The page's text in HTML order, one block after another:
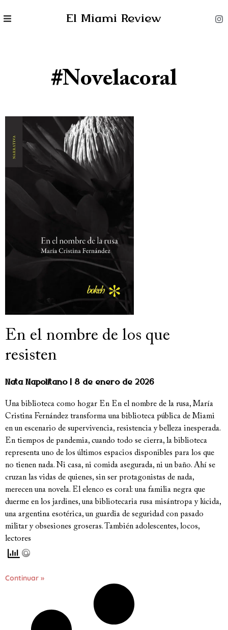
El Miami Review
#novelacoral
En el nombre de los que
resisten
Nata Napolitano 8 de enero de 2026
Una biblioteca como hogar En En el nombre de la rusa, María
Cristina Fernández transforma una biblioteca pública de Miami
en un escenario de supervivencia, resistencia y belleza inesperada.
En tiempos de pandemia, cuando todo se cierra, la biblioteca
representa uno de los últimos espacios disponibles para los que
no tienen nada. Ni casa, ni comida asegurada, ni un baño. Ahí se
cruzan las vidas de quienes, sin ser protagonistas de nada,
merecen una novela. El elenco es coral: una familia negra que
duerme en los jardines, una bibliotecaria rusa misántropa y lúcida,
una argentina esotérica, un guardia de seguridad con pasado
militar y obsesiones groseras. También adolescentes, locos,
lectores
Continuar »